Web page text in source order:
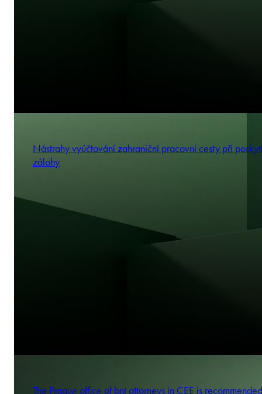
Nástrahy vyúčtování zahraniční pracovní cesty při
zálohy
The Prague office of bnt attorneys in CEE is